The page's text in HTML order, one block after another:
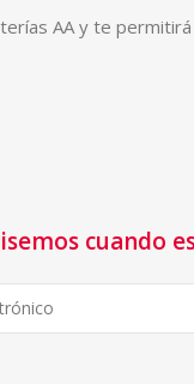
AA y te
cuando